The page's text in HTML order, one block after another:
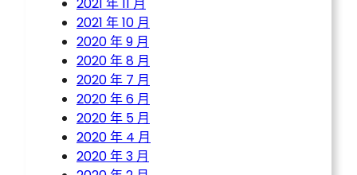
2021 年 11 月
2021 年 10 月
2020 年 9 月
2020 年 8 月
2020 年 7 月
2020 年 6 月
2020 年 5 月
2020 年 4 月
2020 年 3 月